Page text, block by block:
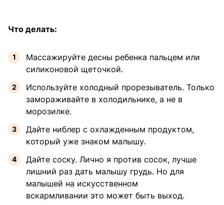
Что делать:
Массажируйте десны ребенка пальцем или
силиконовой щеточкой.
Используйте холодный прорезыватель. Только
замораживайте в холодильнике, а не в
морозилке.
Дайте ниблер с охлажденным продуктом,
который уже знаком малышу.
Дайте соску. Лично я против сосок, лучше
лишний раз дать малышу грудь. Но для
малышей на искусственном
вскармливании это может быть выход.